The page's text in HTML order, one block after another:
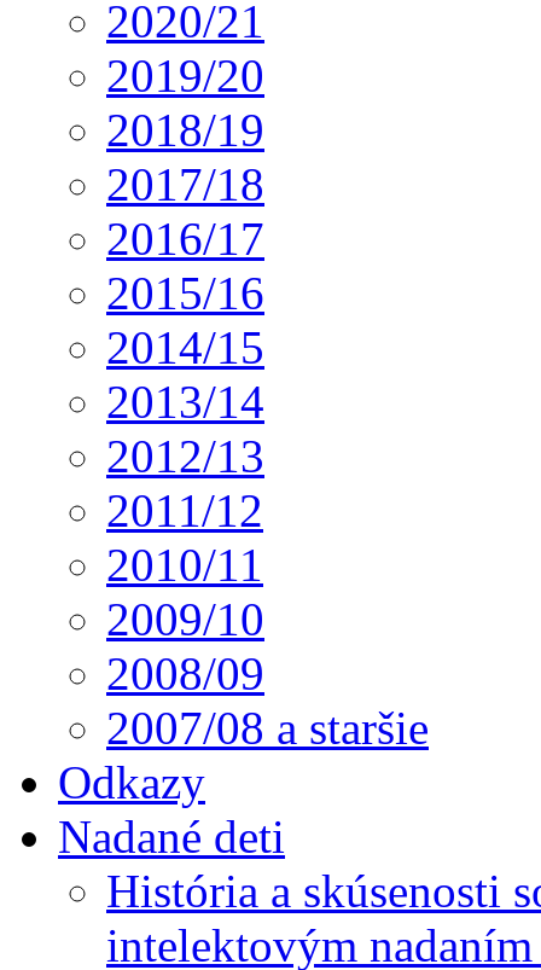
2020/21
2019/20
2018/19
2017/18
2016/17
2015/16
2014/15
2013/14
2012/13
2011/12
2010/11
2009/10
2008/09
2007/08 a staršie
Odkazy
Nadané deti
História a skúsenosti
intelektovým